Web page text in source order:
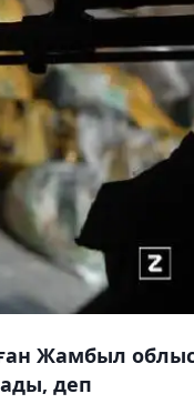
Жамбыл
деп